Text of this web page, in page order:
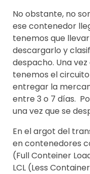
No obstante, no
ese contenedor
tenemos que
descargarlo y
despacho. Una
tenemos el
entregar la
entre 3 o 7 días.
una vez que se
En el argot del
en contenedores
(Full Conteiner
LCL (Less